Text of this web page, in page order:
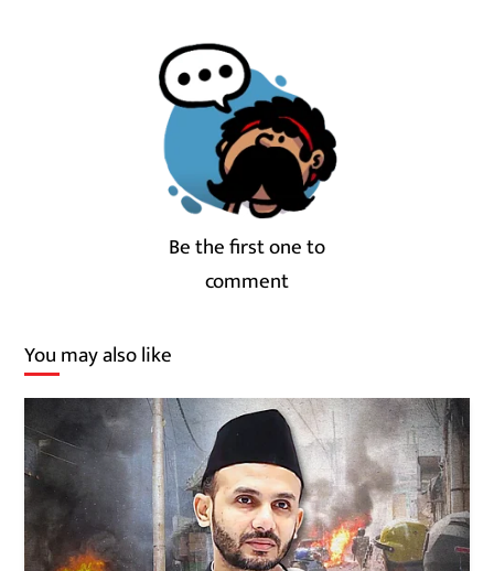
Be the first one to
comment
You may also like